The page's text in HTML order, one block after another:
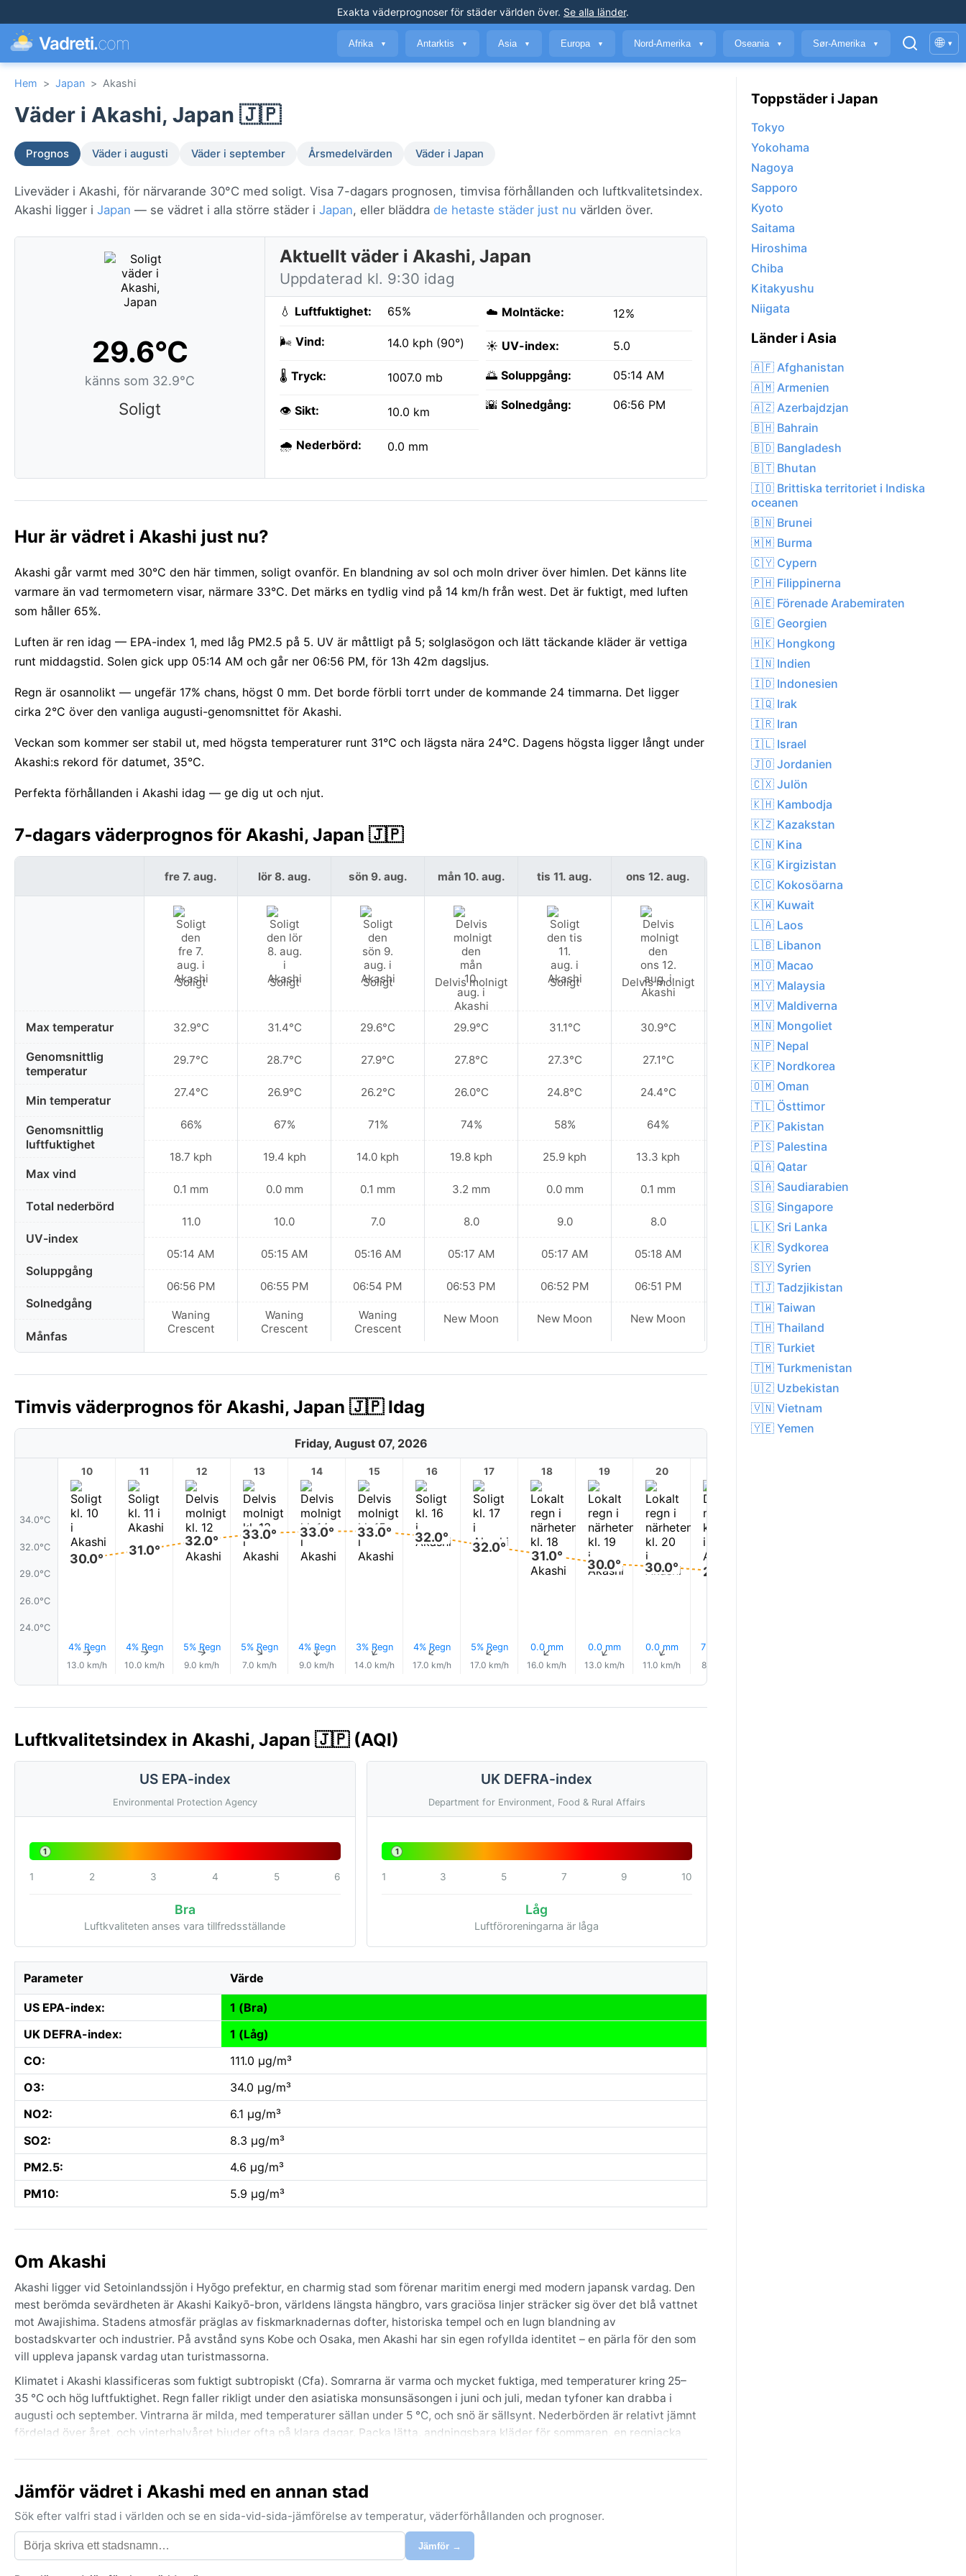
Exakta väderprognoser för städer världen över. Se alla länder.
Vadreti.com Afrika ▼ Antarktis ▼ Asia ▼ Europa ▼ Nord-Amerika ▼ Oseania ▼ Sør-Amerika ▼ 🌐 ▾
Hem > Japan > Akashi
Väder i Akashi, Japan 🇯🇵
Prognos Väder i augusti Väder i september Årsmedelvärden Väder i Japan
Liveväder i Akashi, för närvarande 30°C med soligt. Visa 7-dagars prognosen, timvisa förhållanden och luftkvalitetsindex.
Akashi ligger i Japan — se vädret i alla större städer i Japan, eller bläddra de hetaste städer just nu världen över.
29.6°C
känns som 32.9°C
Soligt
Aktuellt väder i Akashi, Japan
Uppdaterad kl. 9:30 idag
💧 Luftfuktighet: 65%
🌬️ Vind: 14.0 kph (90°)
🌡️ Tryck: 1007.0 mb
👁️ Sikt: 10.0 km
🌧️ Nederbörd: 0.0 mm
☁️ Molntäcke: 12%
☀️ UV-index: 5.0
🌅 Soluppgång: 05:14 AM
🌇 Solnedgång: 06:56 PM
Hur är vädret i Akashi just nu?
Akashi går varmt med 30°C den här timmen, soligt ovanför. En blandning av sol och moln driver över himlen. Det känns lite
varmare än vad termometern visar, närmare 33°C. Det märks en tydlig vind på 14 km/h från west. Det är fuktigt, med luften
som håller 65%.
Luften är ren idag — EPA-index 1, med låg PM2.5 på 5. UV är måttligt på 5; solglasögon och lätt täckande kläder är vettiga
runt middagstid. Solen gick upp 05:14 AM och går ner 06:56 PM, för 13h 42m dagsljus.
Regn är osannolikt — ungefär 17% chans, högst 0 mm. Det borde förbli torrt under de kommande 24 timmarna. Det ligger
cirka 2°C över den vanliga augusti-genomsnittet för Akashi.
Veckan som kommer ser stabil ut, med högsta temperaturer runt 31°C och lägsta nära 24°C. Dagens högsta ligger långt under
Akashi:s rekord för datumet, 35°C.
Perfekta förhållanden i Akashi idag — ge dig ut och njut.
7-dagars väderprognos för Akashi, Japan 🇯🇵
Max temperatur
Genomsnittlig
temperatur
Min temperatur
Genomsnittlig
luftfuktighet
Max vind
Total nederbörd
UV-index
Soluppgång
Solnedgång
Månfas
fre 7. aug.
Soligt
32.9°C
29.7°C
27.4°C
66%
18.7 kph
0.1 mm
11.0
05:14 AM
06:56 PM
Waning
Crescent
lör 8. aug.
Soligt
31.4°C
28.7°C
26.9°C
67%
19.4 kph
0.0 mm
10.0
05:15 AM
06:55 PM
Waning
Crescent
sön 9. aug.
Soligt
29.6°C
27.9°C
26.2°C
71%
14.0 kph
0.1 mm
7.0
05:16 AM
06:54 PM
Waning
Crescent
mån 10. aug.
Delvis molnigt
29.9°C
27.8°C
26.0°C
74%
19.8 kph
3.2 mm
8.0
05:17 AM
06:53 PM
New Moon
tis 11. aug.
Soligt
31.1°C
27.3°C
24.8°C
58%
25.9 kph
0.0 mm
9.0
05:17 AM
06:52 PM
New Moon
ons 12. aug.
Delvis molnigt
30.9°C
27.1°C
24.4°C
64%
13.3 kph
0.1 mm
8.0
05:18 AM
06:51 PM
New Moon
tors 13. aug.
Lokalt regn i
närheten
30.2°C
27.1°C
24.5°C
66%
11.9 kph
1.6 mm
8.0
05:19 AM
06:50 PM
New Moon
Timvis väderprognos för Akashi, Japan 🇯🇵 Idag
Friday, August 07, 2026
34.0°C
32.0°C
29.0°C
26.0°C
24.0°C
10
30.0°
4% Regn
↑
13.0 km/h
11
31.0°
4% Regn
↑
10.0 km/h
12
32.0°
5% Regn
↑
9.0 km/h
13
33.0°
5% Regn
↑
7.0 km/h
14
33.0°
4% Regn
↑
9.0 km/h
15
33.0°
3% Regn
↑
14.0 km/h
16
32.0°
4% Regn
↑
17.0 km/h
17
32.0°
5% Regn
↑
17.0 km/h
18
31.0°
0.0 mm
↑
16.0 km/h
19
30.0°
0.0 mm
↑
13.0 km/h
20
30.0°
0.0 mm
↑
11.0 km/h
29.0°
7% Regn
8.0 km/h
Luftkvalitetsindex in Akashi, Japan 🇯🇵 (AQI)
US EPA-index
Environmental Protection Agency
1
1 2 3 4 5 6
Bra
Luftkvaliteten anses vara tillfredsställande
UK DEFRA-index
Department for Environment, Food & Rural Affairs
1
1 3 5 7 9 10
Låg
Luftföroreningarna är låga
Parameter Värde
US EPA-index:
1 (Bra)
UK DEFRA-index:
1 (Låg)
CO:
111.0 µg/m³
O3:
34.0 µg/m³
NO2:
6.1 µg/m³
SO2:
8.3 µg/m³
PM2.5:
4.6 µg/m³
PM10:
5.9 µg/m³
Om Akashi
Akashi ligger vid Setoinlandssjön i Hyōgo prefektur, en charmig stad som förenar maritim energi med modern japansk vardag. Den
mest berömda sevärdheten är Akashi Kaikyō-bron, världens längsta hängbro, vars graciösa linjer sträcker sig över det blå vattnet
mot Awajishima. Stadens atmosfär präglas av fiskmarknadernas dofter, historiska tempel och en lugn blandning av
bostadskvarter och industrier. På avstånd syns Kobe och Osaka, men Akashi har sin egen rofyllda identitet – en pärla för den som
vill uppleva japansk vardag utan turistmassorna.
Klimatet i Akashi klassificeras som fuktigt subtropiskt (Cfa). Somrarna är varma och mycket fuktiga, med temperaturer kring 25–
35 °C och hög luftfuktighet. Regn faller rikligt under den asiatiska monsunsäsongen i juni och juli, medan tyfoner kan drabba i
augusti och september. Vintrarna är milda, med temperaturer sällan under 5 °C, och snö är sällsynt. Nederbörden är relativt jämnt
fördelad över året, och vinterhalvåret bjuder ofta på klara dagar. Packa lätta, andningsbara kläder för sommaren, en regnjacka
behagliga och luftfuktigheten lägre. Då slipper regnperiodens skyfall och tyfonriskens osäkerhet. Vårens körsbärsblomning och
höstens milda dagar gör stadens promenader och bron särskilt vackra. Noterbara väderfenomen är tyfoner, som kan medföra
kraftiga vindar och skyfall, men de är vanligast i slutet av sommaren. Snö är nästan obefintlig, och disiga morgnar är mer typiskt
än dimma.
Jämför vädret i Akashi med en annan stad
Sök efter valfri stad i världen och se en sida-vid-sida-jämförelse av temperatur, väderförhållanden och prognoser.
Jämför →
Toppstäder i Japan
Tokyo
Yokohama
Nagoya
Sapporo
Kyoto
Saitama
Hiroshima
Chiba
Kitakyushu
Niigata
Länder i Asia
🇦🇫 Afghanistan
🇦🇲 Armenien
🇦🇿 Azerbajdzjan
🇧🇭 Bahrain
🇧🇩 Bangladesh
🇧🇹 Bhutan
🇮🇴 Brittiska territoriet i Indiska
oceanen
🇧🇳 Brunei
🇲🇲 Burma
🇨🇾 Cypern
🇵🇭 Filippinerna
🇦🇪 Förenade Arabemiraten
🇬🇪 Georgien
🇭🇰 Hongkong
🇮🇳 Indien
🇮🇩 Indonesien
🇮🇶 Irak
🇮🇷 Iran
🇮🇱 Israel
🇯🇴 Jordanien
🇨🇽 Julön
🇰🇭 Kambodja
🇰🇿 Kazakstan
🇨🇳 Kina
🇰🇬 Kirgizistan
🇨🇨 Kokosöarna
🇰🇼 Kuwait
🇱🇦 Laos
🇱🇧 Libanon
🇲🇴 Macao
🇲🇾 Malaysia
🇲🇻 Maldiverna
🇲🇳 Mongoliet
🇳🇵 Nepal
🇰🇵 Nordkorea
🇴🇲 Oman
🇹🇱 Östtimor
🇵🇰 Pakistan
🇵🇸 Palestina
🇶🇦 Qatar
🇸🇦 Saudiarabien
🇸🇬 Singapore
🇱🇰 Sri Lanka
🇰🇷 Sydkorea
🇸🇾 Syrien
🇹🇯 Tadzjikistan
🇹🇼 Taiwan
🇹🇭 Thailand
🇹🇷 Turkiet
🇹🇲 Turkmenistan
🇺🇿 Uzbekistan
🇻🇳 Vietnam
🇾🇪 Yemen